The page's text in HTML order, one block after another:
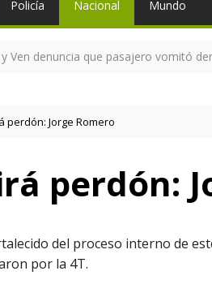
Policía Nacional Mundo
Ven denuncia que pasajero vomitó
perdón: Jorge Romero
perdón:
del proceso interno de
por la 4T.